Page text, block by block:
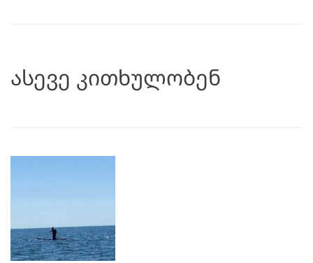
ასევე კითხულობენ